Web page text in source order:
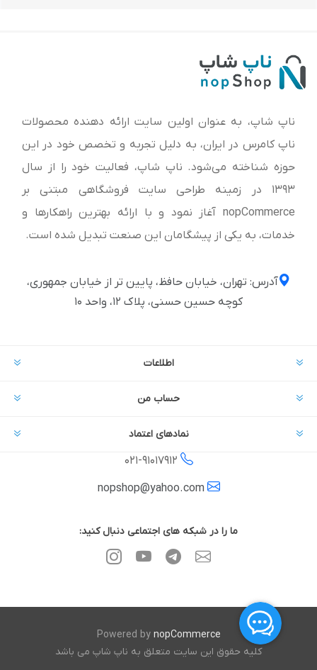
ناپ شاپ، به عنوان اولین سایت ارائه‌ دهنده محصولات
ناپ کامرس در ایران، به دلیل تجربه و تخصص خود در این
حوزه شناخته می‌شود. ناپ شاپ، فعالیت خود را از سال
1393 در زمینه طراحی سایت فروشگاهی مبتنی بر
nopCommerce آغاز نمود و با ارائه بهترین راهکارها و
خدمات، به یکی از پیشگامان این صنعت تبدیل شده است.
آدرس: تهران، خیابان حافظ، پایین تر از خیابان جمهوری،
کوچه حسین حسنی، پلاک ۱۲، واحد ۱۰
اطلاعات
حساب من
نمادهای اعتماد
021-91017912
ما را در شبکه های اجتماعی دنبال کنید:
Powered by nopCommerce
کلیه حقوق این سایت متعلق به ناپ شاپ می باشد